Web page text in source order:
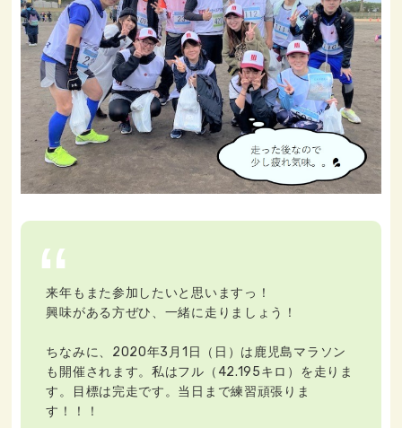
来年もまた参加したいと思いますっ！
興味がある方ぜひ、一緒に走りましょう！
ちなみに、2020年3月1日（日）は鹿児島マラソン
も開催されます。私はフル（42.195キロ）を走りま
す。目標は完走です。当日まで練習頑張りま
す！！！